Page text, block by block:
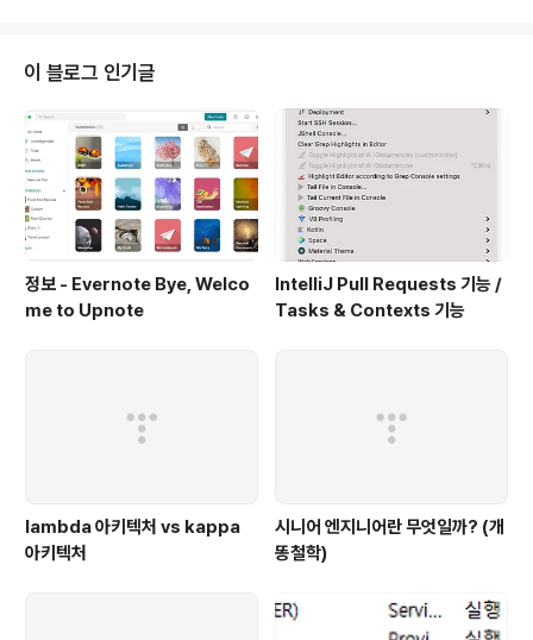
턴?디자인 패턴이란 초기 건축학에서 가져온 개념입니다. (
끝……이 아닙니다. ) 이해가 안되시더라도 디자인 패턴은
그냥, 초고수들이 짜둔 코드라고 이해하시면 됩니다. 초기
프로그래밍 방식은 기계어 - 어셈블리어 - C언어 ( 사실 씨
전에도 여러 언어가 존재…이를테면, B?) 결국, 임베디드
프로그래밍..
이 블로그 인기글
정보 - Evernote Bye, Welco
me to Upnote
IntelliJ Pull Requests 기능 /
Tasks & Contexts 기능
lambda 아키텍처 vs kappa
아키텍처
시니어 엔지니어란 무엇일까? (개
똥철학)